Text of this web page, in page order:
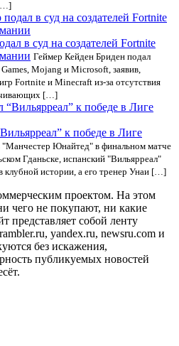
в суд на создателей Fortnite
Геймер Кейден Бриден подал
Mojang и Microsoft, заявив,
Fortnite и Minecraft из-за отсутствия
[…]
к победе в Лиге
"Манчестер Юнайтед" в финальном матче
Гданьске, испанский "Вильярреал"
клубной истории, а его тренер Унаи […]
проектом. На этом
чего не покупают, ни какие
представляет собой ленту
yandex.ru, newsru.com и
без искажения,
публикуемых новостей